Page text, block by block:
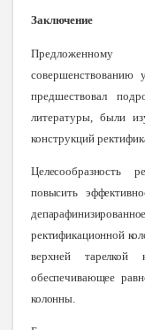
Заключение
совершенствованию
предшествовал
литературы, были
конструкций
Целесообразность
повысить
ректификационной
верхней тарелкой
обеспечивающее
колонны.